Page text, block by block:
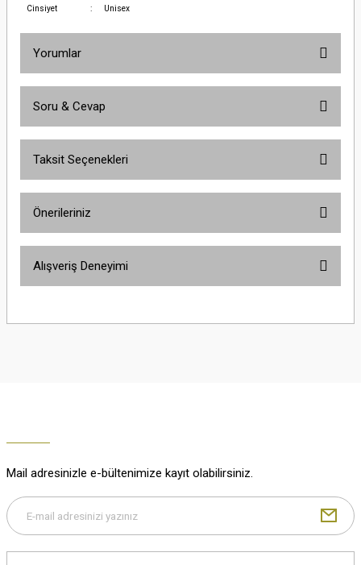
Cinsiyet : Unisex
Yorumlar
Soru & Cevap
Taksit Seçenekleri
Önerileriniz
yetersiz gördüğünüz noktaları öneri formunu kullanarak tarafımıza
Gönder
Alışveriş Deneyimi
M... K... | 29/12/2025
Mail adresinizle e-bültenimize kayıt olabilirsiniz.